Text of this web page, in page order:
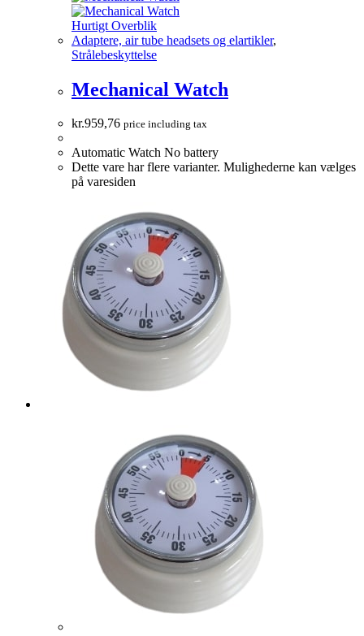
Hurtigt Overblik
Adaptere, air tube headsets og elartikler,
Strålebeskyttelse
Mechanical Watch
kr.959,76 price including tax
Automatic Watch No battery
Dette vare har flere varianter. Mulighederne kan vælges
på varesiden